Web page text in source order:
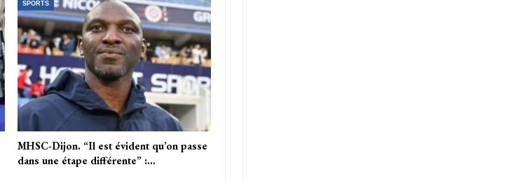
SPORTS
MHSC-Dijon. “Il est évident qu’on passe
dans une étape différente” :…